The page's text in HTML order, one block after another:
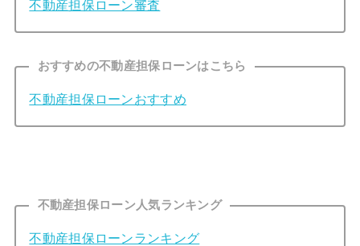
不動産担保ローン審査
おすすめの不動産担保ローンはこちら
不動産担保ローンおすすめ
不動産担保ローン人気ランキング
不動産担保ローンランキング